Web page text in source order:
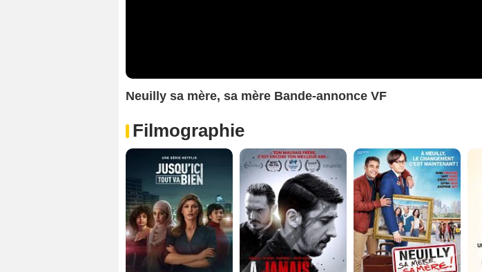
Neuilly sa mère, sa mère Bande-annonce VF
Filmographie